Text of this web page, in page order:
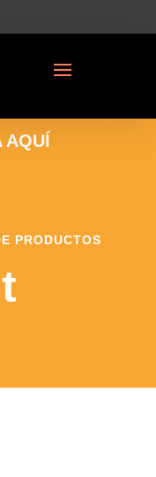
AQUÍ
PRODUCTOS